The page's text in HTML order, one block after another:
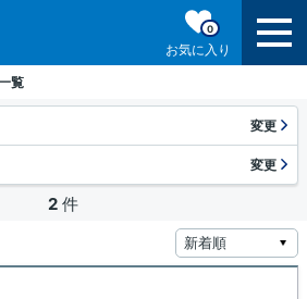
お気に入り
0
覧
変更
変更
2 件